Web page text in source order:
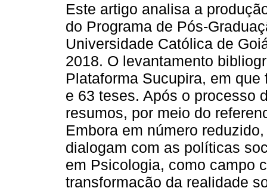
Este artigo analisa a
do Programa de Pós-
Universidade Católica de
2018. O levantamento
Plataforma Sucupira, em
e 63 teses. Após o processo
resumos, por meio do
Embora em número
dialogam com as políticas
em Psicologia, como campo
transformação da realidade